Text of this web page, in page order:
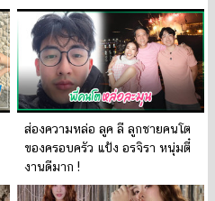
ส่องความหล่อ ลูค ลี ลูกชายคนโต
ของครอบครัว แป้ง อรจิรา หนุ่มตี๋
งานดีมาก !